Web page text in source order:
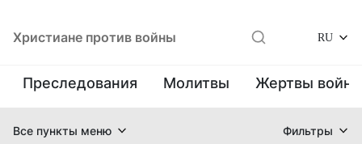
Христиане против войны RU
Преследования Молитвы Жертвы
Все пункты меню Фильтры